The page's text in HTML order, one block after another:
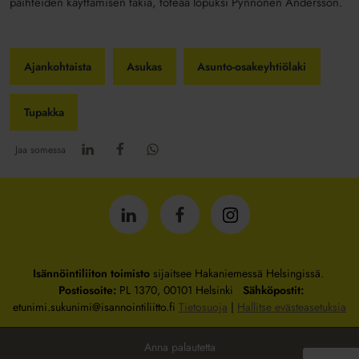
Ajankohtaista Asukas Asunto-osakeyhtiölaki
Tupakka
Jaa somessa
IsännöintiliittoIsännöintiliittoIsännöintiliitto
Isännöintiliiton toimistosijaitsee Hakaniemessä Helsingissä.
Postiosoite: PL 1370, 00101 Helsinki Sähköpostit:
etunimi.sukunimi@isannointiliitto.fi Tietosuoja | Hallitse evästeasetuksia
Anna palautetta